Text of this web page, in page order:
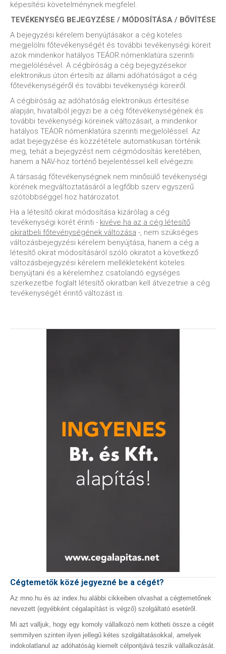
képesítési követelménynek megfelel.
TEVÉKENYSÉG BEJEGYZÉSE / MÓDOSÍTÁSA / BŐVÍTÉSE
A bejegyzési kérelem benyújtásakor a cég köteles
megjelölni főtevékenységét és további tevékenységi köreit
azok mindenkor hatályos TEÁOR nómenklatúra szerinti
megjelölésével. A cégbíróság a cég bejegyzésekor
elektronikus úton értesíti az állami adóhatóságot a cég
főtevékenységéről és további tevékenységi köreiről.
A cégbíróság az adóhatóság elektronikus értesítése
alapján, hivatalból jegyzi be a cég főtevékenységének és
további tevékenységi köreinek változásait, a mindenkor
hatályos TEÁOR nómenklatúra szerinti megjelöléssel. Az
adat bejegyzése és közzététele automatikusan történik
meg, tehát a bejegyzést nem cégmódosítás keretében,
hanem a NAV-hoz történő bejelentéssel kell elvégezni.
A társaság főtevékenységnek nem minősülő tevékenységi
körének megváltoztatásáról a legfőbb szerv egyszerű
szótöbbséggel hoz határozatot.
Ha a létesítő okirat módosítása kizárólag a cég
tevékenységi körét érinti - kivéve ha az a cég létesítő
okiratbeli főtevénységének változása -, nem szükséges
változásbejegyzési kérelem benyújtása, hanem a cég a
létesítő okirat módosításáról szóló okiratot a következő
változásbejegyzési kérelem mellékleteként köteles
benyújtani és a kérelemhez csatolandó egységes
szerkezetbe foglalt létesítő okiratban kell átvezetnie a cég
tevékenységét érintő változást is.
Cégtemetők közé jegyezné be a cégét?
Az mno.hu és az index.hu alábbi cikkeiben olvashat a cégtemetőnek
nevezett (egyébként cégalapítást is végző) szolgáltató esetéről.
Mi azt valljuk, hogy egy komoly vállalkozó nem kötheti össze a cégét
semmilyen szinten ilyen jellegű kétes szolgáltatásokkal, amelyek
indokolatlanul az adóhatóság kiemelt célpontjává teszik vállalkozását.